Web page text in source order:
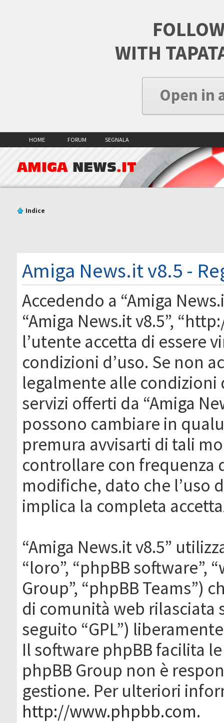
WITH
Open in
HOME FORUM SEGNALA
AMIGA NEWS.IT
Indice
Amiga News.it v8.5 -
Accedendo a “Amiga
“Amiga News.it v8.5”,
l’utente accetta di essere
condizioni d’uso. Se non
legalmente alle condizioni
servizi offerti da “Amiga
possono cambiare in
premura avvisarti di tali
controllare con frequenza
modifiche, dato che l’uso
implica la completa
“Amiga News.it v8.5”
“loro”, “phpBB software”,
Group”, “phpBB Teams”)
di comunità web rilasciata
seguito “GPL”)
Il software phpBB facilita
phpBB Group non è
gestione. Per ulteriori
http://www.phpbb.com.